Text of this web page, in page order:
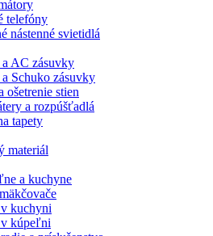
telefóny
nástenné svietidlá
AC zásuvky
Schuko zásuvky
ošetrenie stien
a rozpúšťadlá
tapety
materiál
a kuchyne
kuchyni
kúpeľni